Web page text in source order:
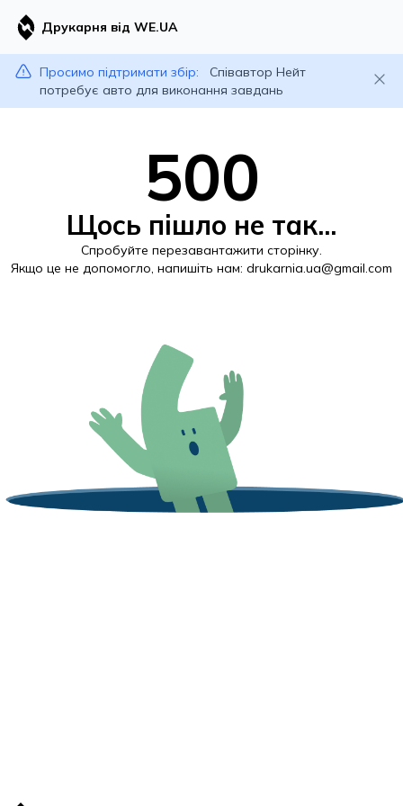
Друкарня від WE.UA
Просимо підтримати збір:
Співавтор Нейт
потребує авто для виконання завдань
500
Щось пішло не так...
Спробуйте перезавантажити сторінку.
Якщо це не допомогло, напишіть нам: drukarnia.ua@gmail.com